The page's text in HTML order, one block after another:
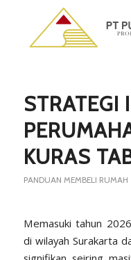
STRATEGI
KURAS
PANDUAN MEMBELI RUMAH
Memasuki tahun
di wilayah Surakarta